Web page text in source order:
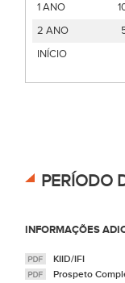
1 ANO
2 ANO
INÍCIO
PERÍODO
INFORMAÇÕES
KIID/IFI
Prospeto